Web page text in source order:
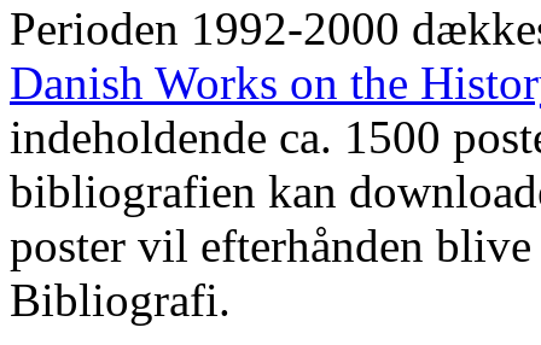
Perioden 1992-2000
Danish Works on the
indeholdende ca. 1500
bibliografien kan
poster vil efterhånden
Bibliografi.